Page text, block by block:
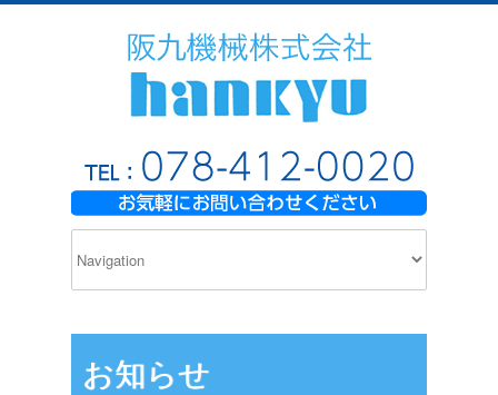
お知らせ